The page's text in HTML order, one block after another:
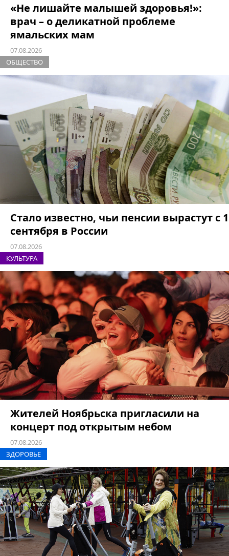
«Не лишайте малышей здоровья!»:
врач – о деликатной проблеме
ямальских мам
07.08.2026
ОБЩЕСТВО
Стало известно, чьи пенсии вырастут с 1
сентября в России
07.08.2026
КУЛЬТУРА
Жителей Ноябрьска пригласили на
концерт под открытым небом
07.08.2026
ЗДОРОВЬЕ